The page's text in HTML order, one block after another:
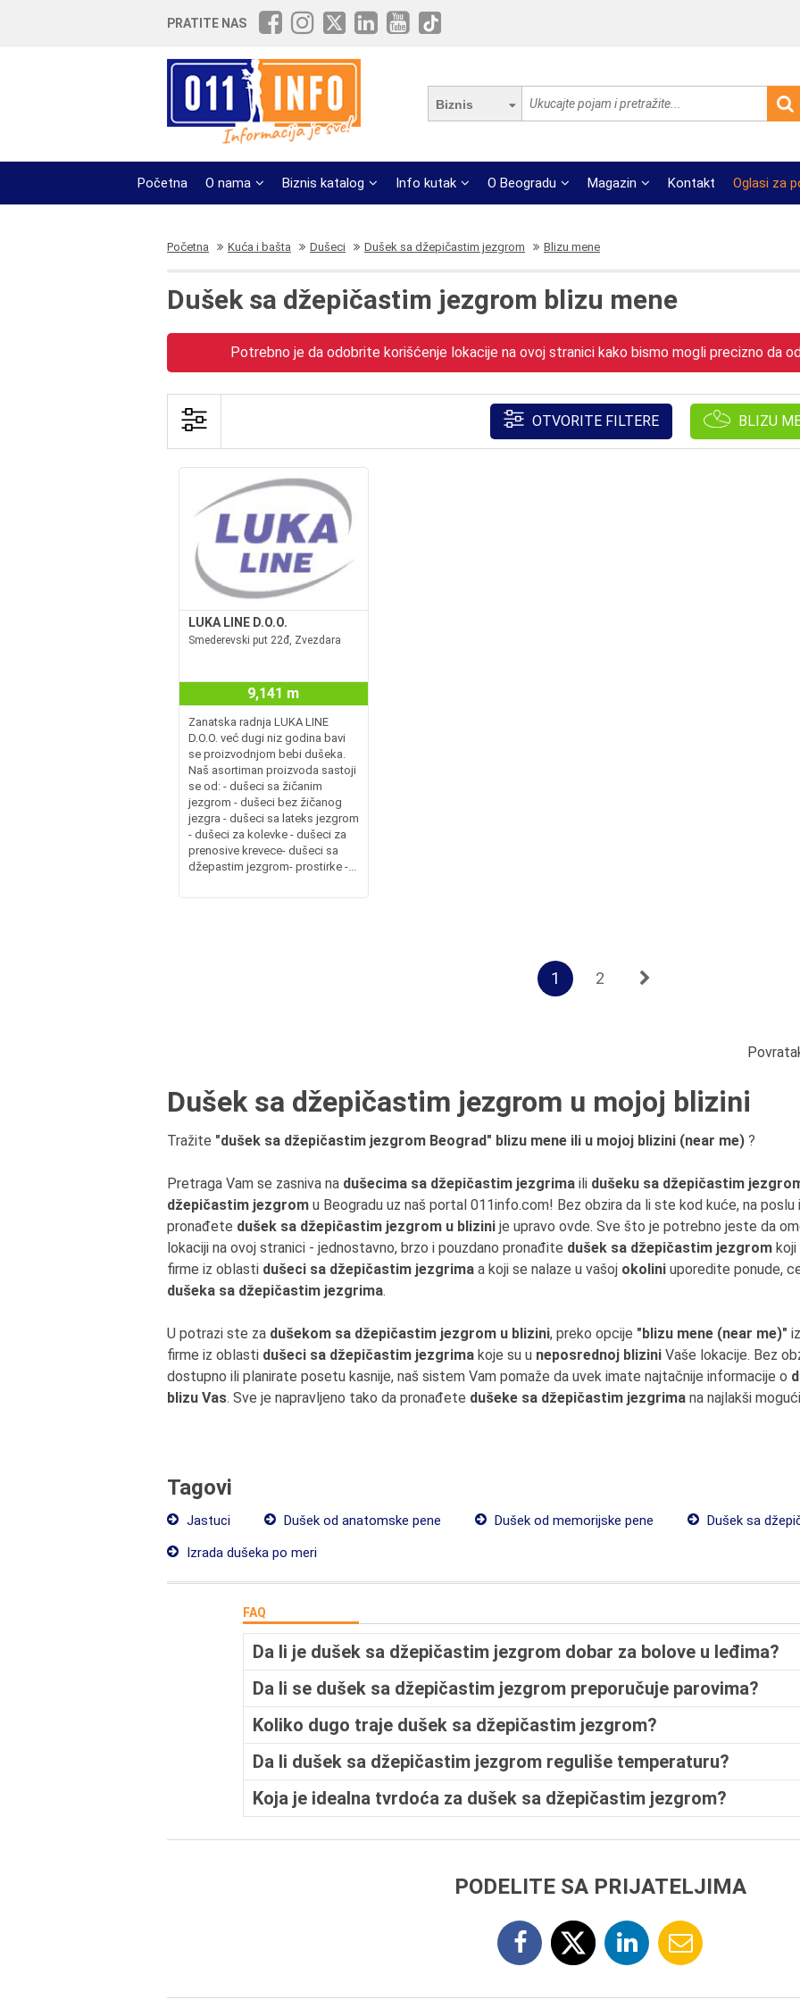
PRATITE NAS
Biznis
Početna O nama Biznis katalog Info kutak O Beogradu Magazin Kontakt Oglasi za
Početna Kuća i bašta Dušeci Dušek sa džepičastim jezgrom Blizu mene
Dušek sa džepičastim jezgrom blizu mene
Potrebno je da odobrite korišćenje lokacije na ovoj stranici kako bismo mogli precizno da
OTVORITE FILTERE BLIZU
LUKA LINE D.O.O.
Smederevski put 22đ, Zvezdara
9,141 m
Zanatska radnja LUKA LINE
D.O.O. već dugi niz godina bavi
se proizvodnjom bebi dušeka.
Naš asortiman proizvoda sastoji
se od: - dušeci sa žičanim
jezgrom - dušeci bez žičanog
jezgra - dušeci sa lateks jezgrom
- dušeci za kolevke - dušeci za
prenosive krevece- dušeci sa
džepastim jezgrom- prostirke -...
1 2
Dušek sa džepičastim jezgrom u mojoj blizini
Tražite "dušek sa džepičastim jezgrom Beograd" blizu mene ili u mojoj blizini (near me) ?
Pretraga Vam se zasniva na dušecima sa džepičastim jezgrima ili dušeku sa džepičastim
džepičastim jezgrom u Beogradu uz naš portal 011info.com! Bez obzira da li ste kod kuće, na poslu
pronađete dušek sa džepičastim jezgrom u blizini je upravo ovde. Sve što je potrebno jeste da
lokaciji na ovoj stranici - jednostavno, brzo i pouzdano pronađite dušek sa džepičastim jezgrom koji
firme iz oblasti dušeci sa džepičastim jezgrima a koji se nalaze u vašoj okolini uporedite ponude,
dušeka sa džepičastim jezgrima.
U potrazi ste za dušekom sa džepičastim jezgrom u blizini, preko opcije "blizu mene (near me)"
firme iz oblasti dušeci sa džepičastim jezgrima koje su u neposrednoj blizini Vaše lokacije. Bez
dostupno ili planirate posetu kasnije, naš sistem Vam pomaže da uvek imate najtačnije informacije o
blizu Vas. Sve je napravljeno tako da pronađete dušeke sa džepičastim jezgrima na najlakši
Tagovi
Jastuci Dušek od anatomske pene Dušek od memorijske pene
Dušek sa
Izrada dušeka po meri
FAQ
Da li je dušek sa džepičastim jezgrom dobar za bolove u leđima?
Da li se dušek sa džepičastim jezgrom preporučuje parovima?
Koliko dugo traje dušek sa džepičastim jezgrom?
Da li dušek sa džepičastim jezgrom reguliše temperaturu?
Koja je idealna tvrdoća za dušek sa džepičastim jezgrom?
PODELITE SA PRIJATELJIMA